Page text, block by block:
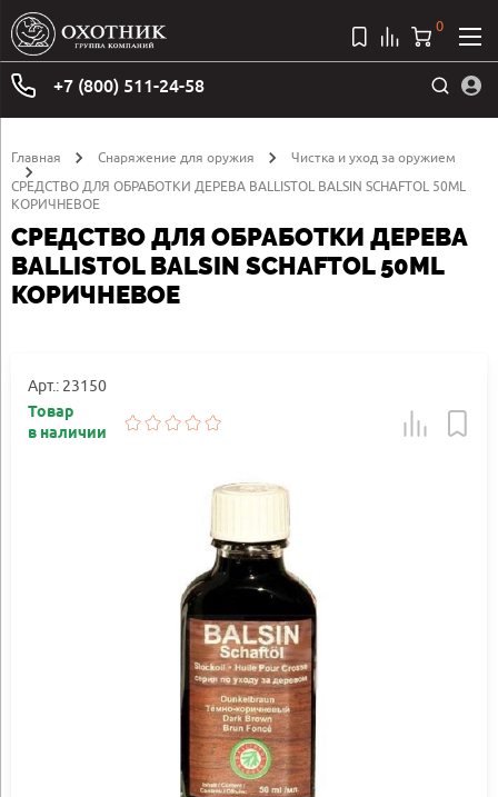
+7 (800) 511-24-58
0
Главная Снаряжение для оружия
Чистка и уход за оружием
СРЕДСТВО ДЛЯ ОБРАБОТКИ ДЕРЕВА BALLISTOL BALSIN SCHAFTOL 50ML
КОРИЧНЕВОЕ
СРЕДСТВО ДЛЯ ОБРАБОТКИ ДЕРЕВА
BALLISTOL BALSIN SCHAFTOL 50ML
КОРИЧНЕВОЕ
Арт.: 23150
Товар
в наличии